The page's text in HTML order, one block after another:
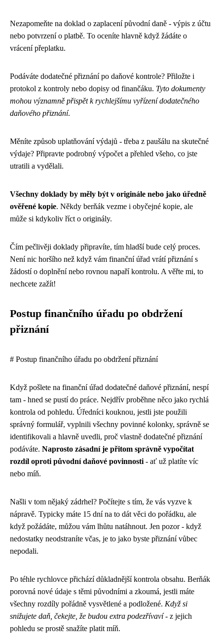
Nezapomeňte na doklad o zaplacení původní daně - výpis z účtu
nebo potvrzení o platbě. To oceníte hlavně když žádáte o
vrácení přeplatku.
Podáváte dodatečné přiznání po daňové kontrole? Přiložte i
protokol z kontroly nebo dopisy od finančáku. Tyto dokumenty
mohou významně přispět k rychlejšímu vyřízení dodatečného
daňového přiznání.
Měníte způsob uplatňování výdajů - třeba z paušálu na skutečné
výdaje? Připravte podrobný výpočet a přehled všeho, co jste
utratili a vydělali.
Všechny doklady by měly být v originále nebo jako úředně
ověřené kopie. Někdy berňák vezme i obyčejné kopie, ale
může si kdykoliv říct o originály.
Čím pečlivěji doklady připravíte, tím hladší bude celý proces.
Není nic horšího než když vám finanční úřad vrátí přiznání s
žádostí o doplnění nebo rovnou napaří kontrolu. A věřte mi, to
nechcete zažít!
Postup finančního úřadu po obdržení
přiznání
# Postup finančního úřadu po obdržení přiznání
Když pošlete na finanční úřad dodatečné daňové přiznání, nespí
tam - hned se pustí do práce. Nejdřív proběhne něco jako rychlá
kontrola od pohledu. Úředníci kouknou, jestli jste použili
správný formulář, vyplnili všechny povinné kolonky, správně se
identifikovali a hlavně uvedli, proč vlastně dodatečné přiznání
podáváte. Naprosto zásadní je přitom správně vypočítat
rozdíl oproti původní daňové povinnosti - ať už platíte víc
nebo míň.
Našli v tom nějaký zádrhel? Počítejte s tím, že vás vyzve k
nápravě. Typicky máte 15 dní na to dát věci do pořádku, ale
když požádáte, můžou vám lhůtu natáhnout. Jen pozor - když
nedostatky neodstraníte včas, je to jako byste přiznání vůbec
nepodali.
Po téhle rychlovce přichází důkladnější kontrola obsahu. Berňák
porovná nové údaje s těmi původními a zkoumá, jestli máte
všechny rozdíly pořádně vysvětlené a podložené. Když si
snižujete daň, čekejte, že budou extra podezřívaví- z jejich
pohledu se prostě snažíte platit míň.